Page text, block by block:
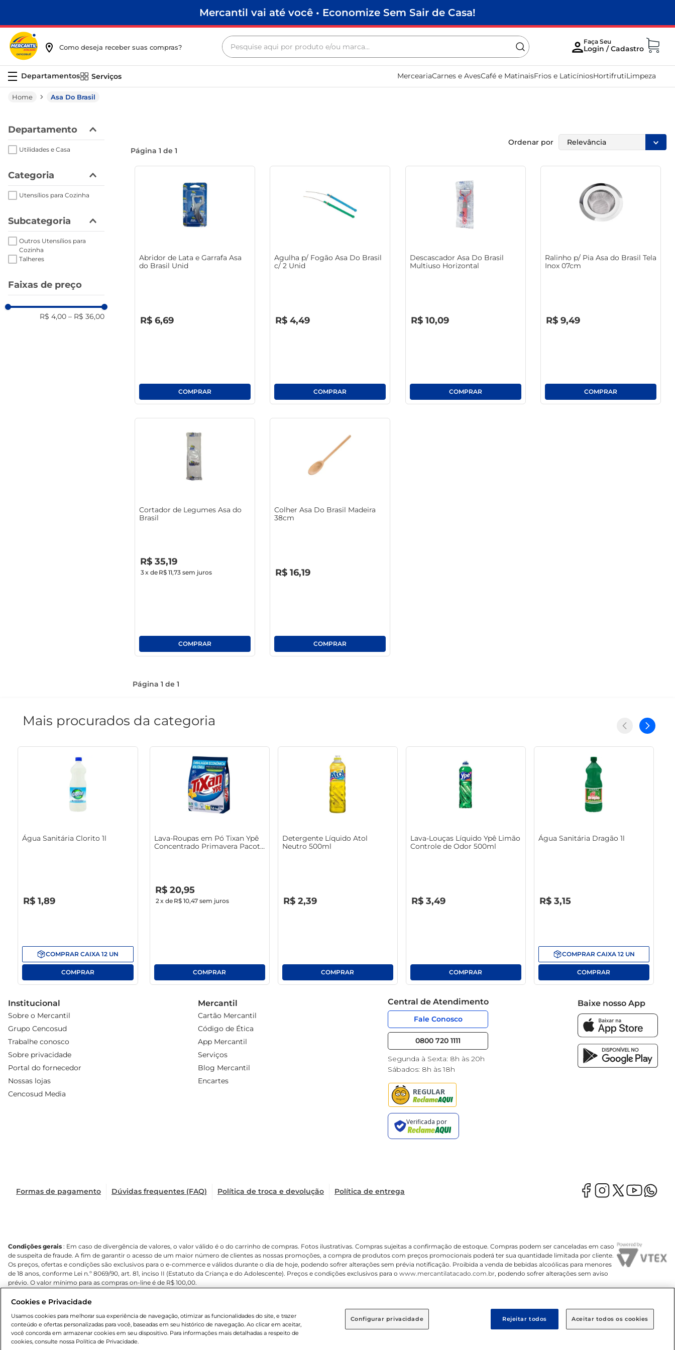
Mercantil vai até você • Economize Sem Sair de Casa!
Como deseja receber suas compras?
Pesquise aqui por produto e/ou marca...
Serviços MerceariaCarnes e AvesCafé e MatinaisFrios e LaticíniosHortifrutiLimpeza
Asa Do Brasil
Departamento
Utilidades e Casa
Categoria
Utensílios para Cozinha
Subcategoria
Outros Utensílios para
Cozinha
Talheres
Faixas de preço
R$ 4,00 – R$ 36,00
Página 1 de 1
Ordenar por Relevância
Abridor de Lata e Garrafa Asa
do Brasil Unid
R$ 6,69
Agulha p/ Fogão Asa Do Brasil
c/ 2 Unid
R$ 4,49
Descascador Asa Do Brasil
Multiuso Horizontal
R$ 10,09
Ralinho p/ Pia Asa do Brasil Tela
Inox 07cm
R$ 9,49
Cortador de Legumes Asa do
Brasil
R$ 35,19
3x de R$ 11,73sem juros
Colher Asa Do Brasil Madeira
38cm
R$ 16,19
Página 1 de 1
Mais procurados da categoria
Água Sanitária Clorito 1l
R$ 1,89
COMPRAR CAIXA 12 UN
Lava-Roupas em Pó Tixan Ypê
Concentrado Primavera Pacote
R$ 20,95
2x de R$ 10,47sem juros
Detergente Líquido Atol
Neutro 500ml
R$ 2,39
Lava-Louças Líquido Ypê Limão
Controle de Odor 500ml
R$ 3,49
Água Sanitária Dragão 1l
R$ 3,15
COMPRAR CAIXA 12 UN
Institucional
Sobre o Mercantil
Grupo Cencosud
Trabalhe conosco
Sobre privacidade
Portal do fornecedor
Nossas lojas
Cencosud Media
Mercantil
Cartão Mercantil
Código de Ética
App Mercantil
Serviços
Blog Mercantil
Encartes
Central de Atendimento
Fale Conosco
0800 720 1111
Segunda à Sexta: 8h às 20h
Sábados: 8h às 18h
Baixe nosso App
Formas de pagamento Dúvidas frequentes (FAQ) Política de troca e devolução Política de entrega
Condições gerais : Em caso de divergência de valores, o valor válido é o do carrinho de compras. Fotos ilustrativas. Compras sujeitas a confirmação de estoque. Compras podem ser canceladas em caso
de suspeita de fraude. A fim de garantir o acesso de um maior número de clientes as nossas promoções, a compra de produtos com preços promocionais poderá ter sua quantidade limitada por cliente.
Os preços, ofertas e condições são exclusivos para o e-commerce e válidos durante o dia de hoje, podendo sofrer alterações sem prévia notificação. Proibida a venda de bebidas alcoólicas para menores
de 18 anos, conforme Lei n.º 8069/90, art. 81, inciso II (Estatuto da Criança e do Adolescente). Preços e condições exclusivos para o www.mercantilatacado.com.br, podendo sofrer alterações sem aviso
prévio. O valor mínimo para as compras on-line é de R$ 100,00.
© 2026 Copyright. Todos os direitos reservados Mercantil Atacado.
Cookies e Privacidade
Usamos cookies para melhorar sua experiência de navegação, otimizar as funcionalidades do site, e trazer
conteúdo e ofertas personalizadas para você, baseadas em seu histórico de navegação. Ao clicar em aceitar,
você concorda em armazenar cookies em seu dispositivo. Para informações mais detalhadas a respeito de
cookies, consulte nossa Política de Privacidade.
Configurar privacidade Rejeitar todos Aceitar todos os cookies
feijão